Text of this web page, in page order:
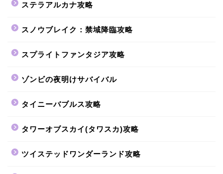
ステラアルカナ攻略
スノウブレイク：禁域降臨攻略
スプライトファンタジア攻略
ゾンビの夜明けサバイバル
タイニーバブルス攻略
タワーオブスカイ(タワスカ)攻略
ツイステッドワンダーランド攻略